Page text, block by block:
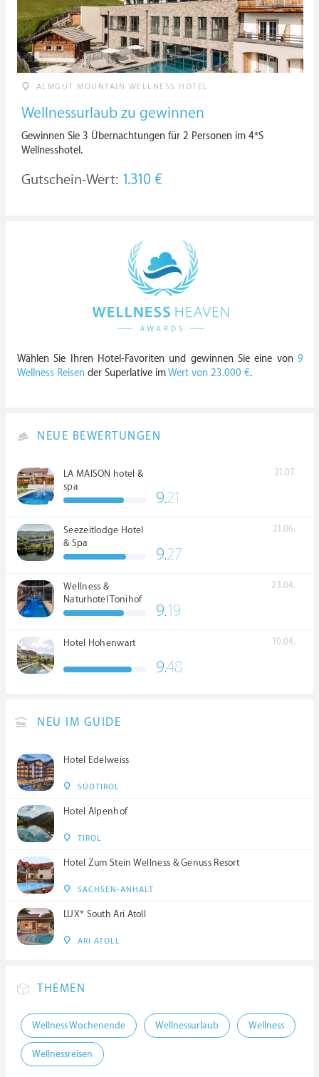
ALMGUT MOUNTAIN WELLNESS HOTEL
Wellnessurlaub zu gewinnen
Gewinnen Sie 3 Übernachtungen für 2 Personen im 4*S
Wellnesshotel.
Gutschein-Wert: 1.310 €
Wählen Sie Ihren Hotel-Favoriten und gewinnen Sie eine von 9
Wellness Reisen der Superlative imWert von 23.000 €.
NEUE BEWERTUNGEN
LA MAISON hotel &
spa
21.07.
9.21
Seezeitlodge Hotel
& Spa
21.06.
9.27
Wellness &
Naturhotel Tonihof
****S
23.04.
9.19
Hotel Hohenwart 10.04.
9.48
NEU IM GUIDE
Hotel Edelweiss
SÜDTIROL
Hotel Alpenhof
TIROL
Hotel Zum Stein Wellness & Genuss Resort
SACHSEN-ANHALT
LUX* South Ari Atoll
ARI ATOLL
THEMEN
Wellness Wochenende Wellnessurlaub Wellness
Wellnessreisen